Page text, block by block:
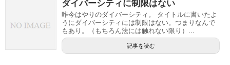
ダイバーシティに制限はない
昨今はやりのダイバーシティ。 タイトルに書いたよ
うにダイバーシティには制限はない。つまりなんで
もあり。（もちろん法には触れない限り）...
記事を読む